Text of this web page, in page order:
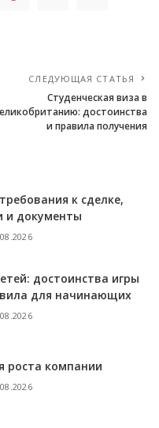
СЛЕДУЮЩАЯ СТАТЬЯ
Студенческая виза в
достоинства
и правила получения
к сделке,
и документы
достоинства игры
для начинающих
роста компании